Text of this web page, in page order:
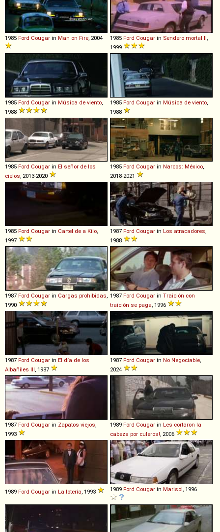
1985 Ford Cougar in Man on Fire , 2004 1985 Ford Cougar in Sendero mortal II
1999
1985 Ford Cougar in Música de viento
1988
1985 Ford Cougar in Música de viento
1988
1985 Ford Cougar in El señor de los
cielos, 2013-2020
1985 Ford Cougar in Narcos: México,
2018-2021
1985 Ford Cougar in Cartel de a Kilo,
1997
1987 Ford Cougar in Los atracadores,
1988
1987 Ford Cougar in Cargas prohibidas,
1990
1987 Ford Cougar in Traición con
traición se paga, 1996
1987 Ford Cougar in El día de los
Albañiles III, 1987
1987 Ford Cougar in No Negociable,
2024
1987 Ford Cougar in Zapatos viejos,
1993
1989 Ford Cougar in Les cortaron la
cabeza por culeros!, 2006
1989 Ford Cougar in La lotería, 1993 1989 Ford Cougar in Marisol, 1996